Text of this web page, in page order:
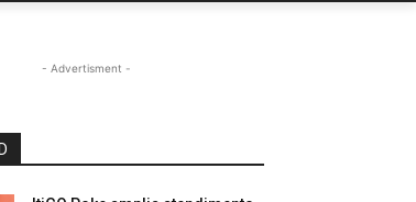
- Advertisment -